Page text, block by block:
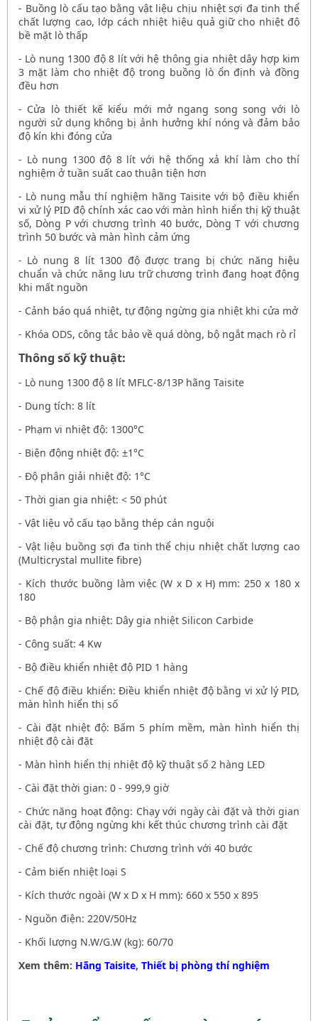
- Buồng lò cấu tạo bằng vật liệu chịu nhiệt sợi đa tinh thể
chất lượng cao, lớp cách nhiệt hiệu quả giữ cho nhiệt độ
bề mặt lò thấp
- Lò nung 1300 độ 8 lítvới hệ thông gia nhiệt dây hợp kim
3 mặt làm cho nhiệt độ trong buồng lò ổn định và đồng
đều hơn
- Cửa lò thiết kế kiểu mới mở ngang song song với lò
người sử dụng không bị ảnh hưởng khí nóng và đảm bảo
độ kín khi đóng cửa
- Lò nung 1300 độ 8 lít với hệ thống xả khí làm cho thí
nghiệm ở tuần suất cao thuận tiện hơn
- Lò nung mẫu thí nghiệm hãng Taisitevới bộ điều khiển
vi xử lý PID độ chính xác cao với màn hình hiển thị kỹ thuật
số, Dòng P với chương trình 40 bước, Dòng T với chương
trình 50 bước và màn hình cảm ứng
- Lò nung 8 lít 1300 độđược trang bị chức năng hiệu
chuẩn và chức năng lưu trữ chương trình đang hoạt động
khi mất nguồn
- Cảnh báo quá nhiệt, tự động ngừng gia nhiệt khi cửa mở
- Khóa ODS, công tắc bảo về quá dòng, bộ ngắt mạch rò rỉ
Thông số kỹ thuật:
- Lò nung 1300 độ 8 lít MFLC-8/13P hãng Taisite
- Dung tích: 8 lít
- Phạm vi nhiệt độ: 1300°C
- Biện động nhiệt độ: ±1°C
- Độ phân giải nhiệt độ: 1°C
- Thời gian gia nhiệt: < 50 phút
- Vật liệu vỏ cấu tạo bằng thép cán nguội
- Vật liệu buồng sợi đa tinh thể chịu nhiệt chất lượng cao
(Multicrystal mullite fibre)
- Kích thước buồng làm việc (W x D x H) mm: 250 x 180 x
180
- Bộ phận gia nhiệt: Dây gia nhiệt Silicon Carbide
- Công suất: 4 Kw
- Bộ điều khiển nhiệt độ PID 1 hàng
- Chế độ điều khiển: Điều khiển nhiệt độ bằng vi xử lý PID,
màn hình hiển thị số
- Cài đặt nhiệt độ: Bấm 5 phím mềm, màn hình hiển thị
nhiệt độ cài đặt
- Màn hình hiển thị nhiệt độ kỹ thuật số 2 hàng LED
- Cài đặt thời gian: 0 - 999,9 giờ
- Chức năng hoạt động: Chạy với ngày cài đặt và thời gian
cài đặt, tự động ngừng khi kết thúc chương trình cài đặt
- Chế độ chương trình: Chương trình với 40 bước
- Cảm biến nhiệt loại S
- Kích thước ngoài (W x D x H mm): 660 x 550 x 895
- Nguồn điện: 220V/50Hz
- Khối lượng N.W/G.W (kg): 60/70
Xem thêm: Hãng Taisite, Thiết bị phòng thí nghiệm